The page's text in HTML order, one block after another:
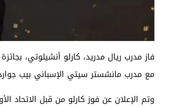
مع مدرب مانشستر سيتي الإسباني بيب
وتم الإعلان عن فوز كارلو من قبل الاتحاد